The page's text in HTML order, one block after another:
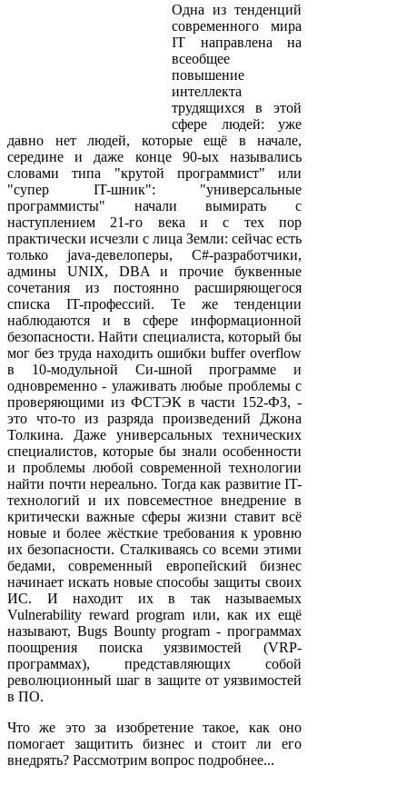
Одна из тенденций
современного мира
IT направлена на
всеобщее
повышение
интеллекта
трудящихся в этой
сфере людей: уже
давно нет людей, которые ещё в начале,
середине и даже конце 90-ых назывались
словами типа "крутой программист" или
"супер IT-шник": "универсальные
программисты" начали вымирать с
наступлением 21-го века и с тех пор
практически исчезли с лица Земли: сейчас есть
только java-девелоперы, C#-разработчики,
админы UNIX, DBA и прочие буквенные
сочетания из постоянно расширяющегося
списка IT-профессий. Те же тенденции
наблюдаются и в сфере информационной
безопасности. Найти специалиста, который бы
мог без труда находить ошибки buffer overflow
в 10-модульной Си-шной программе и
одновременно - улаживать любые проблемы с
проверяющими из ФСТЭК в части 152-ФЗ, -
это что-то из разряда произведений Джона
Толкина. Даже универсальных технических
специалистов, которые бы знали особенности
и проблемы любой современной технологии
найти почти нереально. Тогда как развитие IT-
технологий и их повсеместное внедрение в
критически важные сферы жизни ставит всё
новые и более жёсткие требования к уровню
их безопасности. Сталкиваясь со всеми этими
бедами, современный европейский бизнес
начинает искать новые способы защиты своих
ИС. И находит их в так называемых
Vulnerability reward program или, как их ещё
называют, Bugs Bounty program - программах
поощрения поиска уязвимостей (VRP-
программах), представляющих собой
революционный шаг в защите от уязвимостей
в ПО.
Что же это за изобретение такое, как оно
помогает защитить бизнес и стоит ли его
внедрять? Рассмотрим вопрос подробнее...